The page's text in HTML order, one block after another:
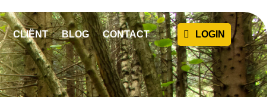
CLIËNT BLOG CONTACT